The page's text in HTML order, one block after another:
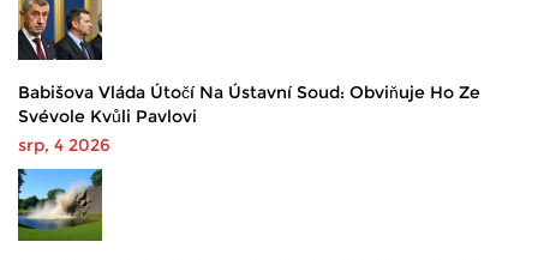
Babišova Vláda Útočí Na Ústavní Soud: Obviňuje Ho Ze
Svévole Kvůli Pavlovi
srp, 4 2026